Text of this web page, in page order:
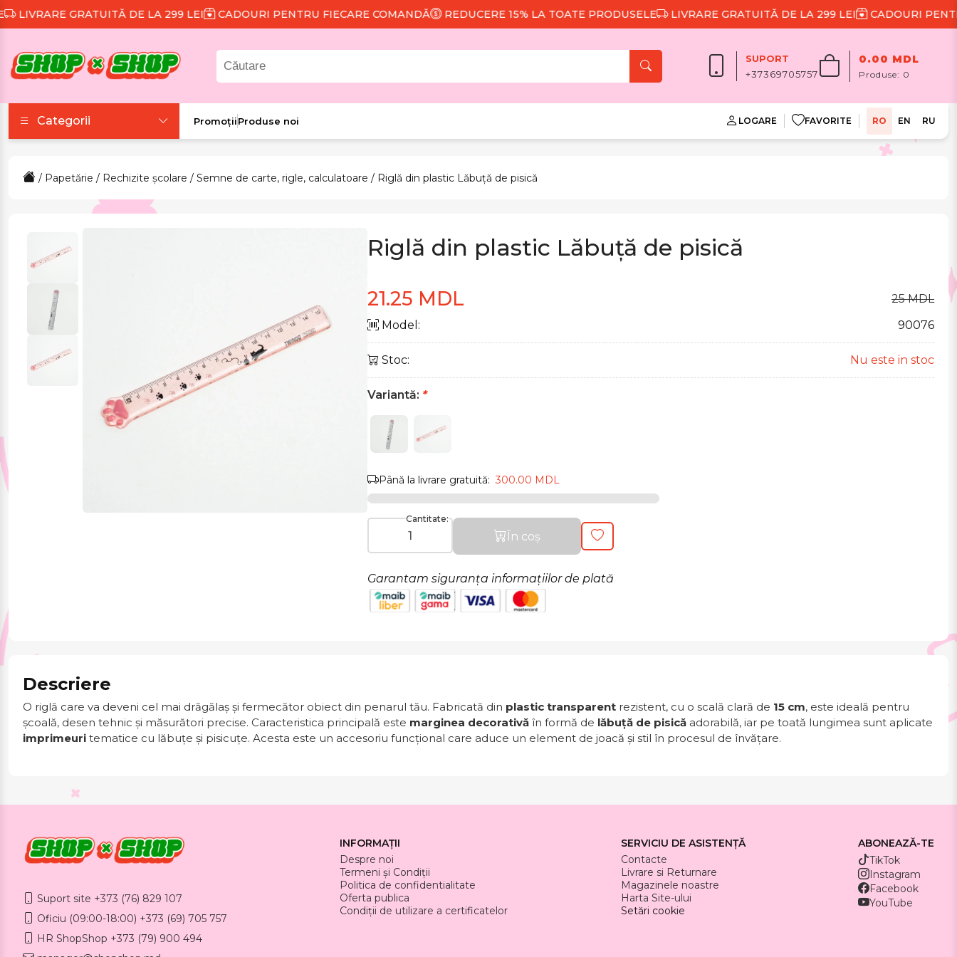
GRATUITĂ DE LA 299 LEI CADOURI PENTRU FIECARE COMANDĂ REDUCERE 15% LA TOATE PRODUSELE LIVRARE GRATUITĂ DE LA 299 LEI CADOURI PENTRU
SUPORT
+37369705757
0.00 MDL
Produse: 0
Categorii
Colecții tematice
încălțăminte
Jucării și jocuri
Papetărie
Pentru mâncare și
PromoțiiProduse noi LOGARE FAVORITE RO EN RU
/ Papetărie / Rechizite școlare / Semne de carte, rigle, calculatoare / Riglă din plastic Lăbuță de pisică
Riglă din plastic Lăbuță de pisică
21.25 MDL
25 MDL
Model:
90076
Stoc: Nu este in stoc
Variantă: *
Până la livrare gratuită:300.00 MDL
Cantitate:
În coș
Garantam siguranța informațiilor de plată
Descriere
O riglă care va deveni cel mai drăgălaș și fermecător obiect din penarul tău. Fabricată din plastic transparent rezistent, cu o scală clară de 15 cm, este ideală pentru
școală, desen tehnic și măsurători precise. Caracteristica principală este marginea decorativă în formă de lăbuță de pisică adorabilă, iar pe toată lungimea sunt aplicate
imprimeuri tematice cu lăbuțe și pisicuțe. Acesta este un accesoriu funcțional care aduce un element de joacă și stil în procesul de învățare.
Suport site +373 (76) 829 107
Oficiu (09:00-18:00) +373 (69) 705 757
HR ShopShop +373 (79) 900 494
INFORMAȚII
Despre noi
Termeni și Condiții
Politica de confidentialitate
Oferta publica
Condiții de utilizare a certificatelor
SERVICIU DE ASISTENȚĂ
Contacte
Livrare si Returnare
Magazinele noastre
Harta Site-ului
Setări cookie
ABONEAZĂ-TE
TikTok
Instagram
Facebook
YouTube